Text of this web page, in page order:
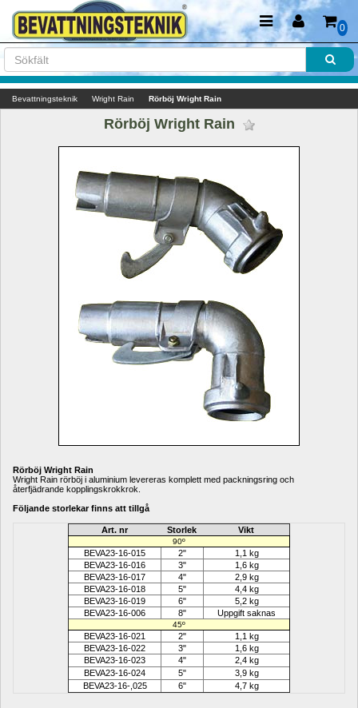
0
Bevattningsteknik Wright Rain Rörböj Wright Rain
Rörböj Wright Rain
Rörböj Wright Rain
Wright Rain rörböj i aluminium levereras komplett med packningsring och
återfjädrande kopplingskrokkrok.
Följande storlekar finns att tillgå
Art. nr Storlek Vikt
90º
BEVA23-16-015 2"
1,1 kg
BEVA23-16-016
3"
1,6 kg
BEVA23-16-017
4"
2,9 kg
BEVA23-16-018
5"
4,4 kg
BEVA23-16-019
6"
5,2 kg
BEVA23-16-006
8" Uppgift saknas
45º
BEVA23-16-021 2"
1,1 kg
BEVA23-16-022
3"
1,6 kg
BEVA23-16-023
4"
2,4 kg
BEVA23-16-024
5"
3,9 kg
BEVA23-16-,025
6" 4,7 kg